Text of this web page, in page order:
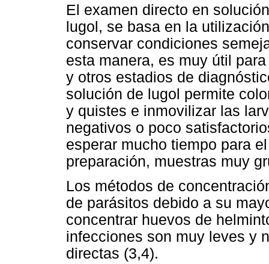
El examen directo en
lugol, se basa en la
conservar condiciones
esta manera, es muy útil
y otros estadios de
solución de lugol permite
y quistes e inmovilizar las
negativos o poco
esperar mucho tiempo para
preparación, muestras muy
Los métodos de
de parásitos debido a su
concentrar huevos de
infecciones son muy leves y
directas (3,4).